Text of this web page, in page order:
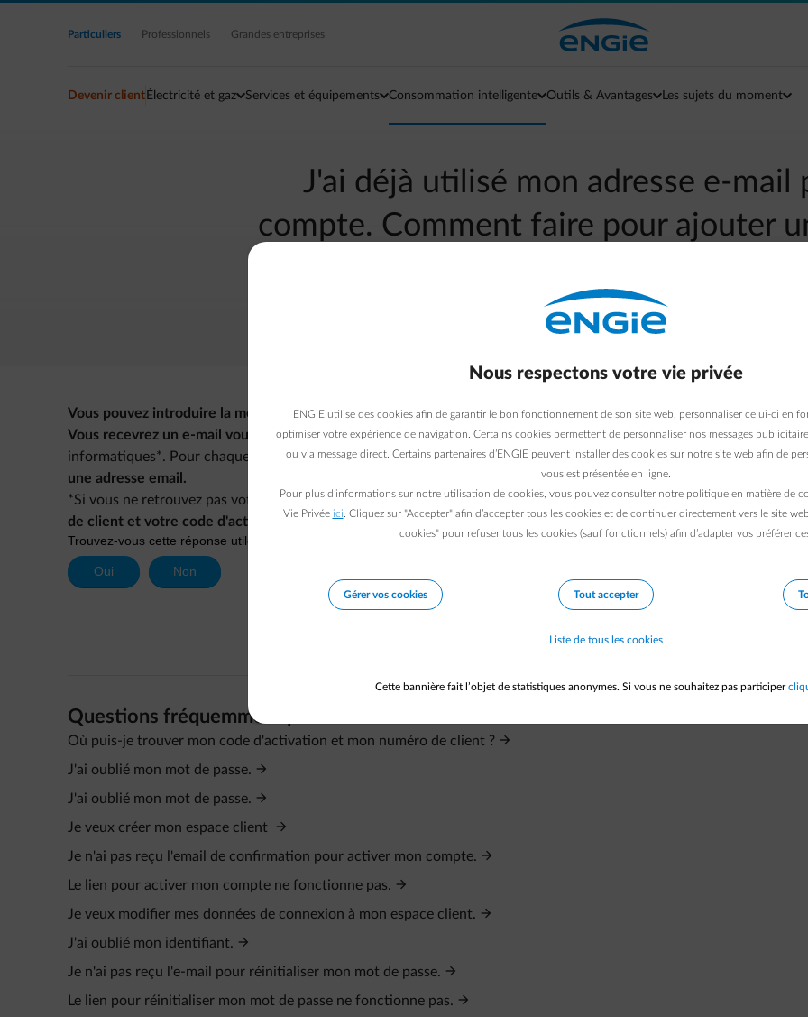
Accéder au contenu principal
Particuliers Professionnels Grandes entreprises
Devenir client Électricité et gaz Services et équipements Consommation intelligente Outils & Avantages Les sujets du moment
J'ai déjà utilisé mon adresse e-mail
compte. Comment faire pour ajouter
Aller à la page contact
Vous pouvez introduire la même adresse e-mail pour activer différents comptes(en tant que particulier ou
Vous recevrez un e-mail vous permettant d'activer les différents comptesliés à cette adresse e-mail dans nos
informatiques*. Pour chaque compte ENGIE, vous devrez définir un identifiant unique. Celui-ci ne doit pas
une adresse email.
*Si vous ne retrouvez pas votre compte dans la liste,vous pourrez activer un compte supplémentaire à l'aide de
de client et votre code d'activation. Ceux-ci sont notamment repris en haut de vos factures.
Questions fréquemment posées
Où puis-je trouver mon code d'activation et mon numéro de client ?
J'ai oublié mon mot de passe.
J'ai oublié mon mot de passe.
Je veux créer mon espace client
Je n'ai pas reçu l'email de confirmation pour activer mon compte.
Le lien pour activer mon compte ne fonctionne pas.
Je veux modifier mes données de connexion à mon espace client.
J'ai oublié mon identifiant.
Je n'ai pas reçu l'e-mail pour réinitialiser mon mot de passe.
Le lien pour réinitialiser mon mot de passe ne fonctionne pas.
Nous respectons votre vie privée
ENGIE utilise des cookies afin de garantir le bon fonctionnement de son site web, personnaliser celui-ci en
optimiser votre expérience de navigation. Certains cookies permettent de personnaliser nos messages
ou via message direct. Certains partenaires d’ENGIE peuvent installer des cookies sur notre site web afin de
vous est présentée en ligne.
Pour plus d’informations sur notre utilisation de cookies, vous pouvez consulter notre politique en matière de
Vie Privée ici . Cliquez sur "Accepter" afin d’accepter tous les cookies et de continuer directement vers le site
cookies" pour refuser tous les cookies (sauf fonctionnels) afin d’adapter vos
Gérer vos cookies Tout accepter
Liste de tous les cookies
Cette bannière fait l’objet de statistiques anonymes. Si vous ne souhaitez pas participer